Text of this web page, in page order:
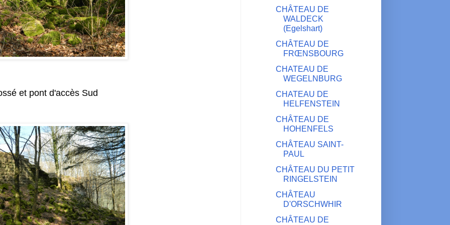
et pont d'accès Sud
CHÂTEAU DE
WALDECK
(Egelshart)
CHÂTEAU DE
FRŒNSBOURG
CHATEAU DE
WEGELNBURG
CHATEAU DE
HELFENSTEIN
CHÂTEAU DE
HOHENFELS
CHÂTEAU SAINT-
PAUL
CHÂTEAU DU PETIT
RINGELSTEIN
CHÂTEAU
D'ORSCHWHIR
CHÂTEAU DE